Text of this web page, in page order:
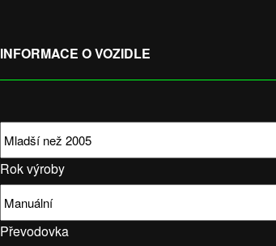
INFORMACE O VOZIDLE
Rok výroby
Převodovka